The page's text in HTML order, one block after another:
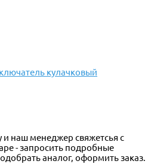
кулачковый
наш менеджер свяжетсья с
- запросить подробные
аналог, оформить заказ.